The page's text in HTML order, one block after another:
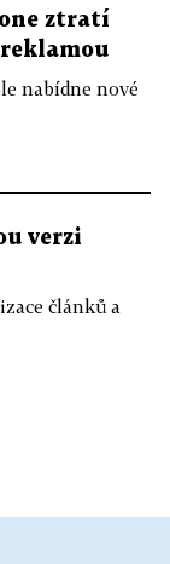
ztratí
nabídne nové
verzi
článků a